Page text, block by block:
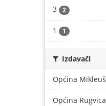
3 2
1 1
Izdavači
Općina Mikleuš
Općina Rugvica